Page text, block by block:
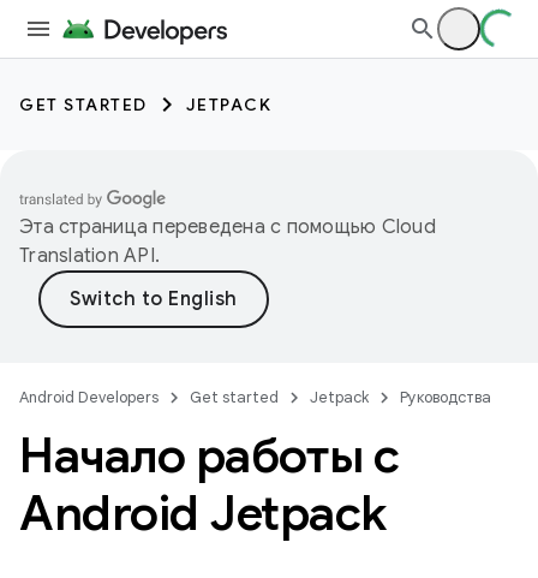
GET STARTED JETPACK
Эта страница переведена с помощью Cloud
Translation API.
Android Developers Get started Jetpack Руководства
Начало работы с
Android Jetpack